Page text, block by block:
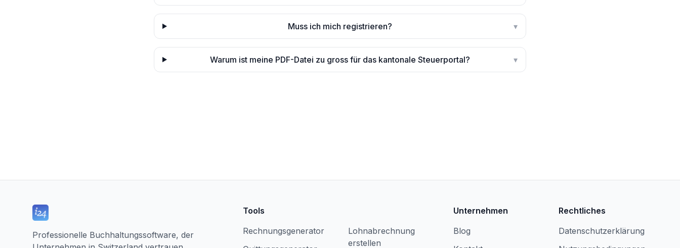
Muss ich mich registrieren? ▾
Warum ist meine PDF-Datei zu gross für das kantonale Steuerportal? ▾
Professionelle Buchhaltungssoftware, der
Tools
Rechnungsgenerator
Lohnabrechnung
erstellen
Unternehmen
Blog
Rechtliches
Datenschutzerklärung